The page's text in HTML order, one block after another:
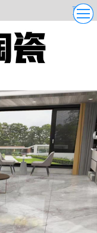
更多